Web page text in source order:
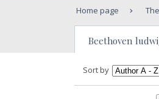
Home page
Beethoven
Sort by